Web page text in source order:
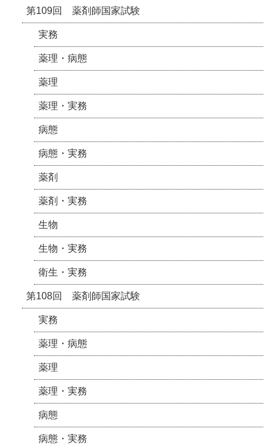
第109回 薬剤師国家試験
実務
薬理・病態
薬理
薬理・実務
病態
病態・実務
薬剤
薬剤・実務
生物
生物・実務
衛生・実務
第108回 薬剤師国家試験
実務
薬理・病態
薬理
薬理・実務
病態
病態・実務